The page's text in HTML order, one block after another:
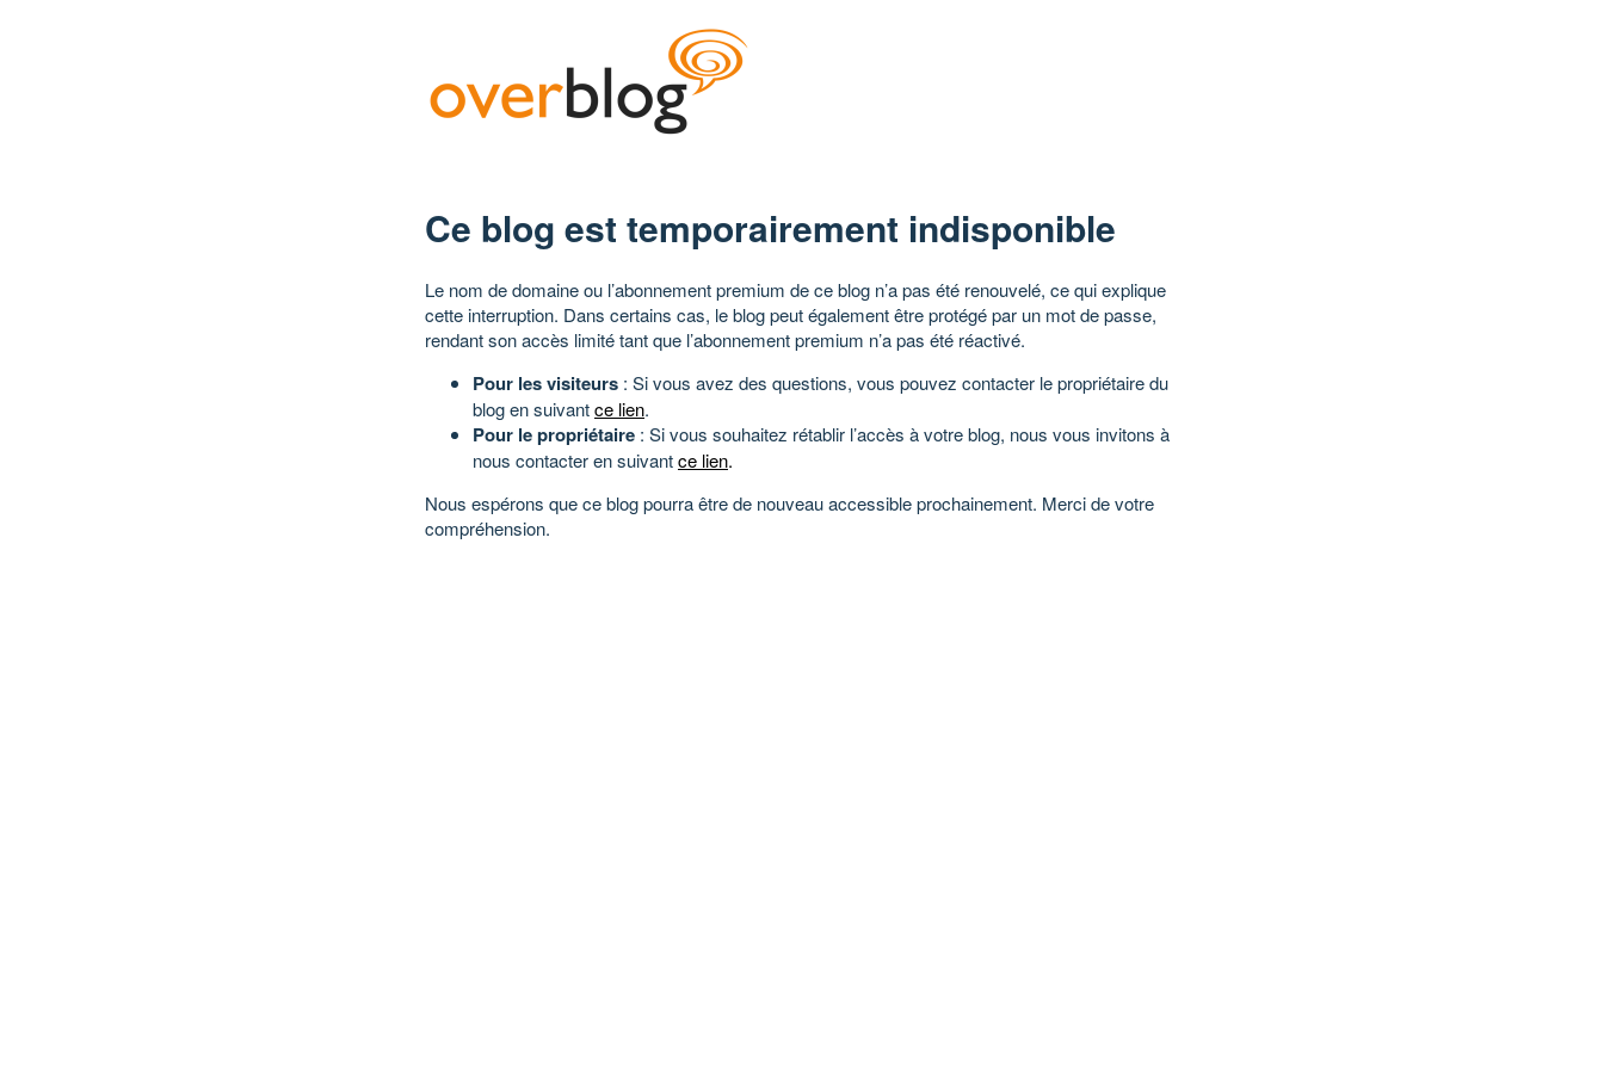
Ce blog est temporairement indisponible
Le nom de domaine ou l’abonnement premium de ce blog n’a pas été renouvelé, ce qui explique
cette interruption. Dans certains cas, le blog peut également être protégé par un mot de passe,
rendant son accès limité tant que l’abonnement premium n’a pas été réactivé.
Pour les visiteurs : Si vous avez des questions, vous pouvez contacter le propriétaire du
blog en suivantce lien.
Pour le propriétaire : Si vous souhaitez rétablir l’accès à votre blog, nous vous invitons à
nous contacter en suivantce lien.
Nous espérons que ce blog pourra être de nouveau accessible prochainement. Merci de votre
compréhension.